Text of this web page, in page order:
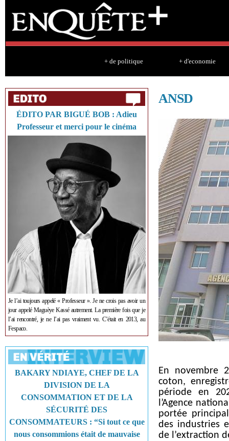
+ de politique + d'economie
ÉDITO PAR BIGUÉ BOB : Adieu
Professeur et merci pour le cinéma
Je l’ai toujours appelé « Professeur ». Je ne crois pas avoir un
jour appelé Maguèye Kassé autrement. La première fois que je
l’ai rencontré, je ne l’ai pas vraiment vu. C’était en 2013, au
Fespaco.
BAKARY NDIAYE, CHEF DE LA
DIVISION DE LA
CONSOMMATION ET DE LA
SÉCURITÉ DES
CONSOMMATEURS : “Si tout ce que
nous consommions était de mauvaise
ANSD
En novembre
coton,
période en
l’Agence
portée
des industries
de l’extraction